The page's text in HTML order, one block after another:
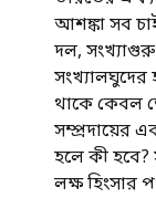
আশঙ্কা সব
দল,
সংখ্যালঘুদের
থাকে কেবল
সম্প্রদায়ের
হলে কী
লক্ষ হিংসার